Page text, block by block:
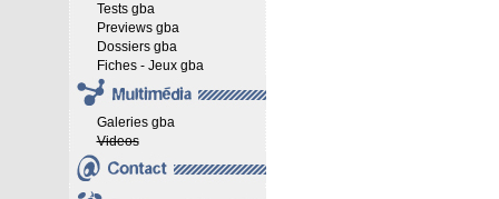
Tests gba
Previews gba
Dossiers gba
Fiches - Jeux gba
Galeries gba
Videos